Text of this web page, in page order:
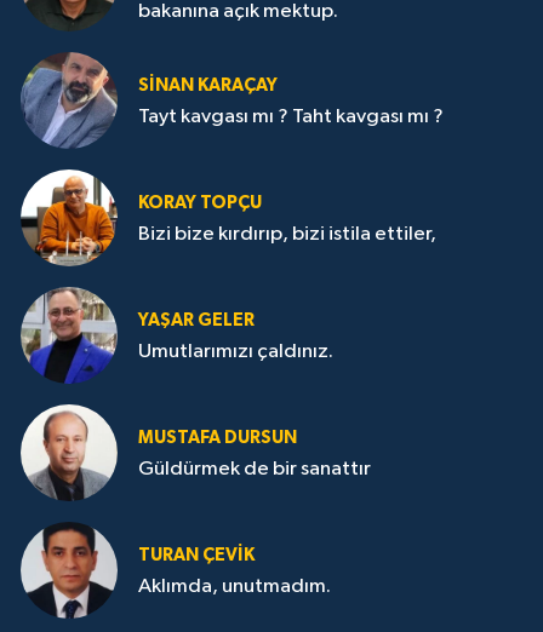
bakanına açık mektup.
SİNAN KARAÇAY
Tayt kavgası mı ? Taht kavgası mı ?
KORAY TOPÇU
Bizi bize kırdırıp, bizi istila ettiler,
YAŞAR GELER
Umutlarımızı çaldınız.
MUSTAFA DURSUN
Güldürmek de bir sanattır
TURAN ÇEVİK
Aklımda, unutmadım.